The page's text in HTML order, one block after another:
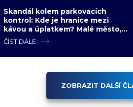
Skandál kolem parkovacích
kontrol: Kde je hranice mezi
kávou a úplatkem? Malé město,
malá výhoda, velký problém
ČÍST DÁLE
ZOBRAZIT DALŠÍ